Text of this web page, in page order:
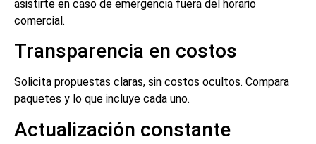
asistirte en caso de emergencia fuera del horario
comercial.
Transparencia en costos
Solicita propuestas claras, sin costos ocultos. Compara
paquetes y lo que incluye cada uno.
Actualización constante